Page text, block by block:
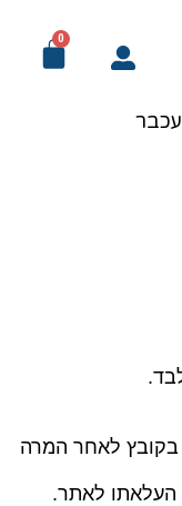
0
בקובץ לאחר המרה
העלאתו לאתר.